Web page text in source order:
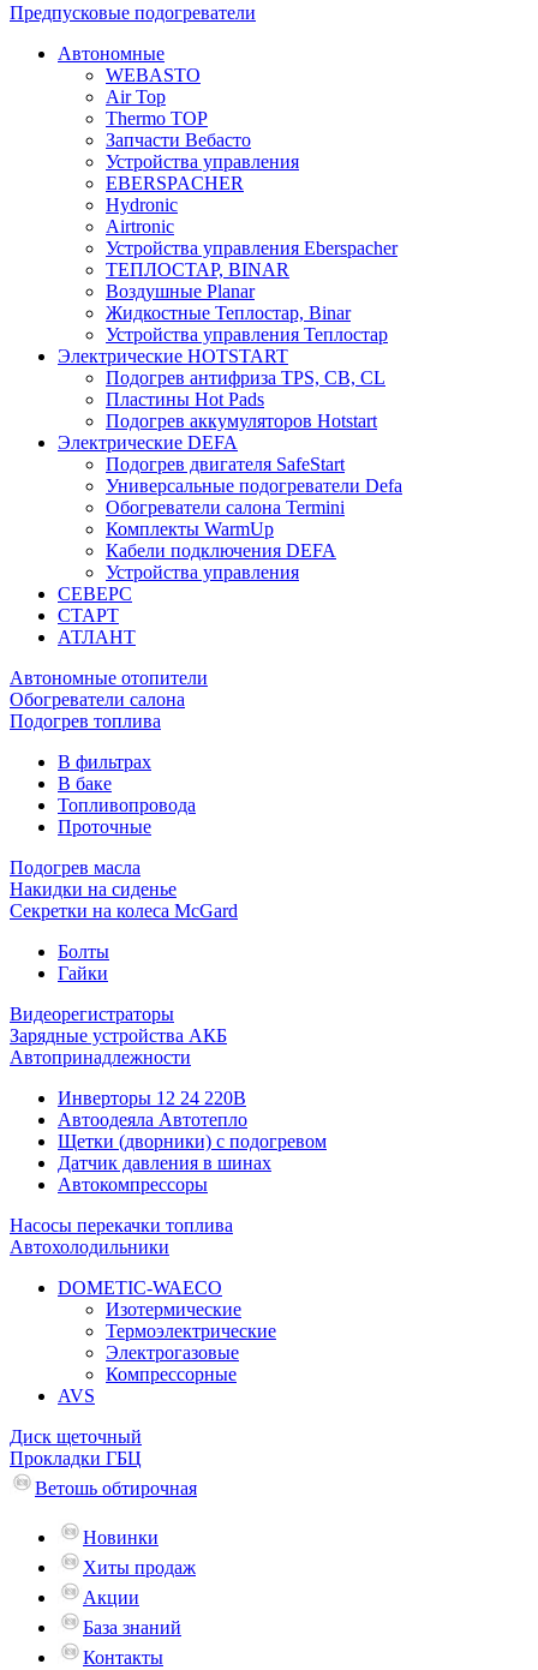
Предпусковые подогреватели
Автономные
WEBASTO
Air Top
Thermo TOP
Запчасти Вебасто
Устройства управления
EBERSPACHER
Hydronic
Airtronic
Устройства управления Eberspacher
ТЕПЛОСТАР, BINAR
Воздушные Planar
Жидкостные Теплостар, Binar
Устройства управления Теплостар
Электрические HOTSTART
Подогрев антифриза TPS, CB, CL
Пластины Hot Pads
Подогрев аккумуляторов Hotstart
Электрические DEFA
Подогрев двигателя SafeStart
Универсальные подогреватели Defa
Обогреватели салона Termini
Комплекты WarmUp
Кабели подключения DEFA
Устройства управления
СЕВЕРС
СТАРТ
АТЛАНТ
Автономные отопители
Обогреватели салона
Подогрев топлива
В фильтрах
В баке
Топливопровода
Проточные
Подогрев масла
Накидки на сиденье
Секретки на колеса McGard
Болты
Гайки
Видеорегистраторы
Зарядные устройства АКБ
Автопринадлежности
Инверторы 12 24 220В
Автоодеяла Автотепло
Щетки (дворники) с подогревом
Датчик давления в шинах
Автокомпрессоры
Насосы перекачки топлива
Автохолодильники
DOMETIC-WAECO
Изотермические
Термоэлектрические
Электрогазовые
Компрессорные
AVS
Диск щеточный
Прокладки ГБЦ
Ветошь обтирочная
Новинки
Хиты продаж
Акции
База знаний
Контакты